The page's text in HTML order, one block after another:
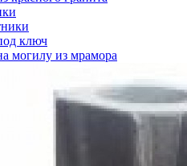
ключ
могилу из мрамора